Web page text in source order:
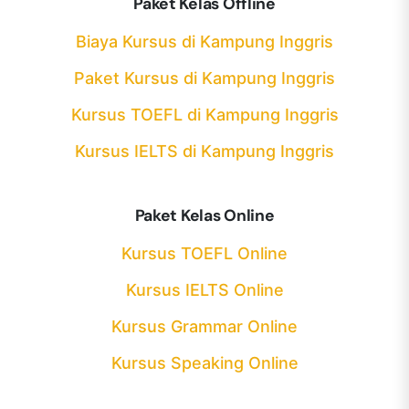
Biaya Kursus di Kampung Inggris
Paket Kursus di Kampung Inggris
Kursus TOEFL di Kampung Inggris
Kursus IELTS di Kampung Inggris
Paket Kelas Online
Kursus TOEFL Online
Kursus IELTS Online
Kursus Grammar Online
Kursus Speaking Online